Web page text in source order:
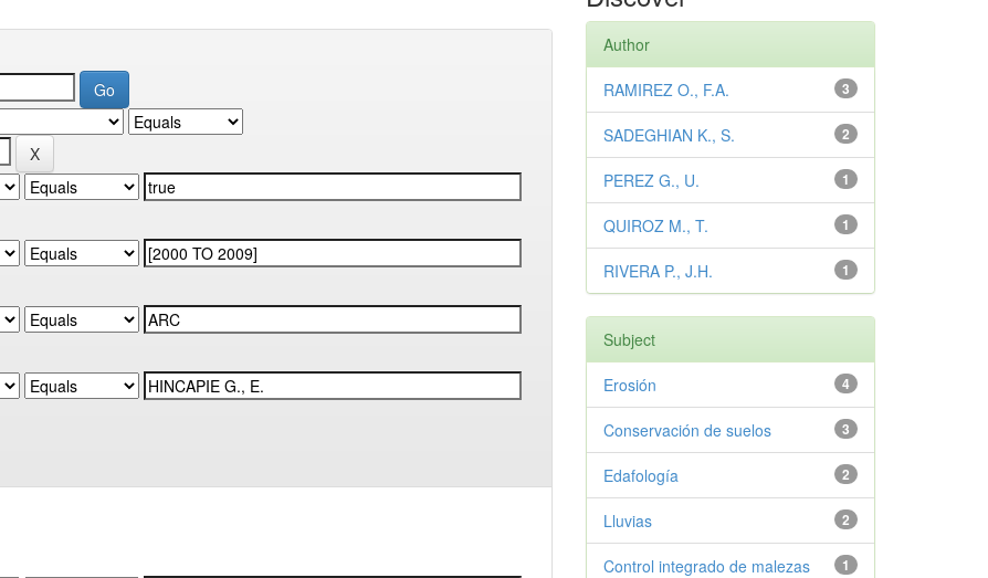
Author
3
RAMIREZ O., F.A.
2
SADEGHIAN K., S.
1
PEREZ G., U.
1
QUIROZ M., T.
1
RIVERA P., J.H.
Subject
4
Erosión
3
Conservación de suelos
2
Edafología
2
Lluvias
1
Control integrado de malezas